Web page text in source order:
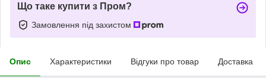
Що таке купити з Пром?
Замовлення під захистом
Опис Характеристики Відгуки про товар Доставка